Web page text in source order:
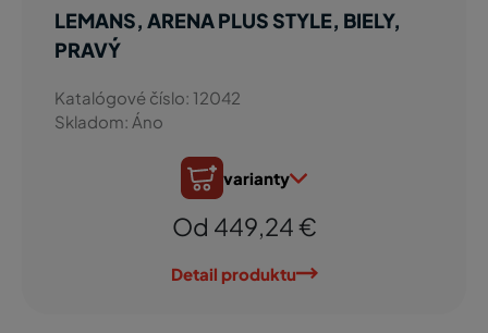
LEMANS, ARENA PLUS STYLE, BIELY,
PRAVÝ
Katalógové číslo: 12042
Skladom: Áno
varianty
Od 449,24 €
Detail produktu